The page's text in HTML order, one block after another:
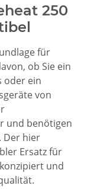
250
für
ob Sie ein
oder ein
von
und benötigen
Der hier
Ersatz für
konzipiert und